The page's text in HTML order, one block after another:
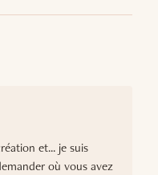
et... je suis
où vous avez